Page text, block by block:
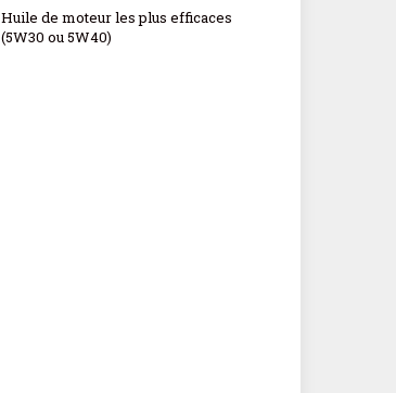
Huile de moteur les plus efficaces
(5W30 ou 5W40)